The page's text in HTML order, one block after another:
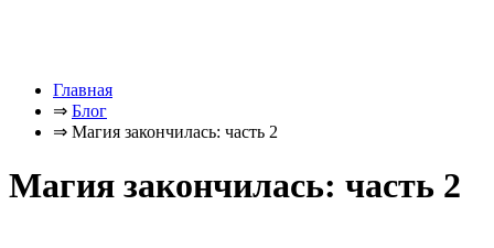
Главная
⇒ Блог
⇒ Магия закончилась: часть 2
Магия закончилась: часть 2